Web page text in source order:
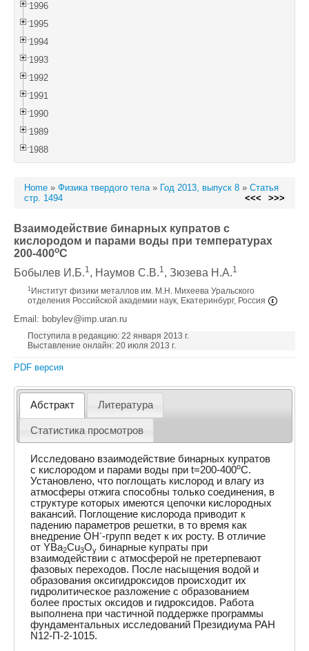
1996
1995
1994
1993
1992
1991
1990
1989
1988
Home » Физика твердого тела» Год 2013, выпуск 8 » Статья
стр. 1494
<<< >>>
Взаимодействие бинарных купратов с
кислородом и парами воды при температурах
200-400oC
Бобылев И.Б.1, Наумов С.В.1, Зюзева Н.А.1
1 Институт физики металлов им. М.Н. Михеева Уральского
отделения Российской академии наук, Екатеринбург, Россия
Email: bobylev@imp.uran.ru
Поступила в редакцию: 22 января 2013 г.
Выставление онлайн: 20 июля 2013 г.
PDF версия
Абстракт Литература
Статистика просмотров
Исследовано взаимодействие бинарных купратов
с кислородом и парами воды при t=200-400oC.
Установлено, что поглощать кислород и влагу из
атмосферы отжига способны только соединения, в
структуре которых имеются цепочки кислородных
вакансий. Поглощение кислорода приводит к
падению параметров решетки, в то время как
внедрение OH--групп ведет к их росту. В отличие
от YBa2Cu3Oy бинарные купраты при
взаимодействии с атмосферой не претерпевают
фазовых переходов. После насыщения водой и
образования оксигидроксидов происходит их
гидролитическое разложение с образованием
более простых оксидов и гидроксидов. Работа
выполнена при частичной поддержке программы
фундаментальных исследований Президиума РАН
N12-П-2-1015.